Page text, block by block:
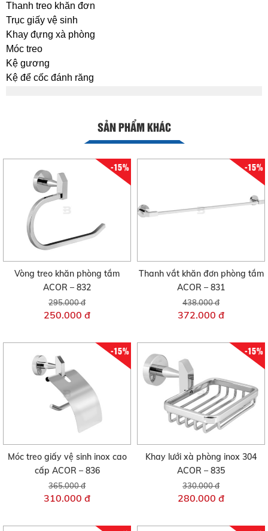
Thanh treo khăn đơn
Trục giấy vệ sinh
Khay đựng xà phòng
Móc treo
Kệ gương
Kệ để cốc đánh răng
SẢN PHẨM KHÁC
-15%
Vòng treo khăn phòng tắm
ACOR – 832
295.000 đ
250.000 đ
-15%
Thanh vắt khăn đơn phòng tắm
ACOR – 831
438.000 đ
372.000 đ
-15%
Móc treo giấy vệ sinh inox cao
cấp ACOR – 836
365.000 đ
310.000 đ
-15%
Khay lưới xà phòng inox 304
ACOR – 835
330.000 đ
280.000 đ